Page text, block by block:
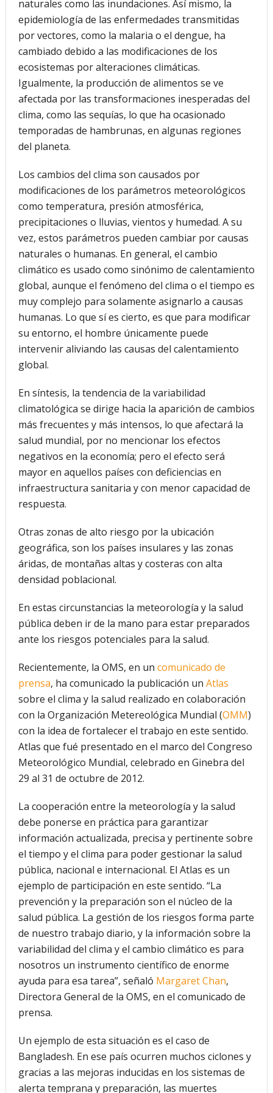
naturales como las inundaciones. Así mismo, la
epidemiología de las enfermedades transmitidas
por vectores, como la malaria o el dengue, ha
cambiado debido a las modificaciones de los
ecosistemas por alteraciones climáticas.
Igualmente, la producción de alimentos se ve
afectada por las transformaciones inesperadas del
clima, como las sequías, lo que ha ocasionado
temporadas de hambrunas, en algunas regiones
del planeta.
Los cambios del clima son causados por
modificaciones de los parámetros meteorológicos
como temperatura, presión atmosférica,
precipitaciones o lluvias, vientos y humedad. A su
vez, estos parámetros pueden cambiar por causas
naturales o humanas. En general, el cambio
climático es usado como sinónimo de calentamiento
global, aunque el fenómeno del clima o el tiempo es
muy complejo para solamente asignarlo a causas
humanas. Lo que sí es cierto, es que para modificar
su entorno, el hombre únicamente puede
intervenir aliviando las causas del calentamiento
global.
En síntesis, la tendencia de la variabilidad
climatológica se dirige hacia la aparición de cambios
más frecuentes y más intensos, lo que afectará la
salud mundial, por no mencionar los efectos
negativos en la economía; pero el efecto será
mayor en aquellos países con deficiencias en
infraestructura sanitaria y con menor capacidad de
respuesta.
Otras zonas de alto riesgo por la ubicación
geográfica, son los países insulares y las zonas
áridas, de montañas altas y costeras con alta
densidad poblacional.
En estas circunstancias la meteorología y la salud
pública deben ir de la mano para estar preparados
ante los riesgos potenciales para la salud.
Recientemente, la OMS, en un comunicado de
prensa, ha comunicado la publicación un Atlas
sobre el clima y la salud realizado en colaboración
con la Organización Metereológica Mundial (OMM)
con la idea de fortalecer el trabajo en este sentido.
Atlas que fué presentado en el marco del Congreso
Meteorológico Mundial, celebrado en Ginebra del
29 al 31 de octubre de 2012.
La cooperación entre la meteorología y la salud
debe ponerse en práctica para garantizar
información actualizada, precisa y pertinente sobre
el tiempo y el clima para poder gestionar la salud
pública, nacional e internacional. El Atlas es un
ejemplo de participación en este sentido. “La
prevención y la preparación son el núcleo de la
salud pública. La gestión de los riesgos forma parte
de nuestro trabajo diario, y la información sobre la
variabilidad del clima y el cambio climático es para
nosotros un instrumento científico de enorme
ayuda para esa tarea”, señaló Margaret Chan,
Directora General de la OMS, en el comunicado de
prensa.
Un ejemplo de esta situación es el caso de
Bangladesh. En ese país ocurren muchos ciclones y
gracias a las mejoras inducidas en los sistemas de
alerta temprana y preparación, las muertes